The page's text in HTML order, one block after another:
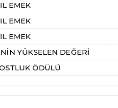
EMEK
EMEK
EMEK
YÜKSELEN DEĞERİ
ÖDÜLÜ